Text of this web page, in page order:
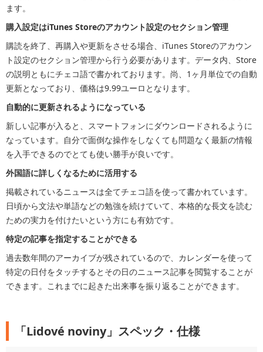
ます。
購入設定はiTunes Storeのアカウント設定のセクション管理
購読を終了、再購入や更新をさせる場合、iTunes Storeのアカウン
ト設定のセクション管理から行う必要があります。データ内、Store
の説明ともにチェコ語で書かれております。尚、1ヶ月単位での自動
更新となっており、価格は9.99ユーロとなります。
自動的に更新されるようになっている
新しい記事が入ると、スマートフォンにダウンロードされるように
なっています。自分で面倒な操作をしなくても問題なく最新の情報
を入手できるのでとても使い勝手が良いです。
外国語に詳しくなるために活用する
掲載されているニュースは全てチェコ語を使って書かれています。
日頃から文法や単語などの勉強を続けていて、本格的な長文を読む
ための実力を付けたいという方にも有効です。
特定の記事を指定することができる
過去数年間のアーカイブが残されているので、カレンダーを使って
特定の日付をタッチするとその日のニュース記事を閲覧することが
できます。これまでに起きた出来事を振り返ることができます。
「Lidové noviny」スペック・仕様